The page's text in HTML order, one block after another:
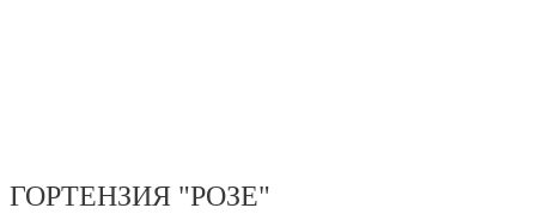
ГОРТЕНЗИЯ "РОЗЕ"